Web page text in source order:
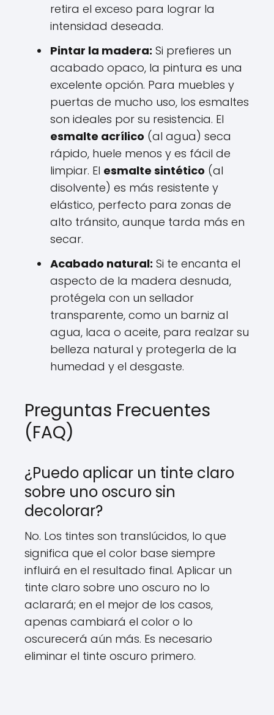
retira el exceso para lograr la
intensidad deseada.
Pintar la madera: Si prefieres un
acabado opaco, la pintura es una
excelente opción. Para muebles y
puertas de mucho uso, los esmaltes
son ideales por su resistencia. El
esmalte acrílico (al agua) seca
rápido, huele menos y es fácil de
limpiar. El esmalte sintético (al
disolvente) es más resistente y
elástico, perfecto para zonas de
alto tránsito, aunque tarda más en
secar.
Acabado natural: Si te encanta el
aspecto de la madera desnuda,
protégela con un sellador
transparente, como un barniz al
agua, laca o aceite, para realzar su
belleza natural y protegerla de la
humedad y el desgaste.
Preguntas Frecuentes
(FAQ)
¿Puedo aplicar un tinte claro
sobre uno oscuro sin
decolorar?
No. Los tintes son translúcidos, lo que
significa que el color base siempre
influirá en el resultado final. Aplicar un
tinte claro sobre uno oscuro no lo
aclarará; en el mejor de los casos,
apenas cambiará el color o lo
oscurecerá aún más. Es necesario
eliminar el tinte oscuro primero.